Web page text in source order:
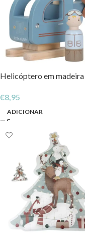
Helicóptero em madeira
€8,95
ADICIONAR